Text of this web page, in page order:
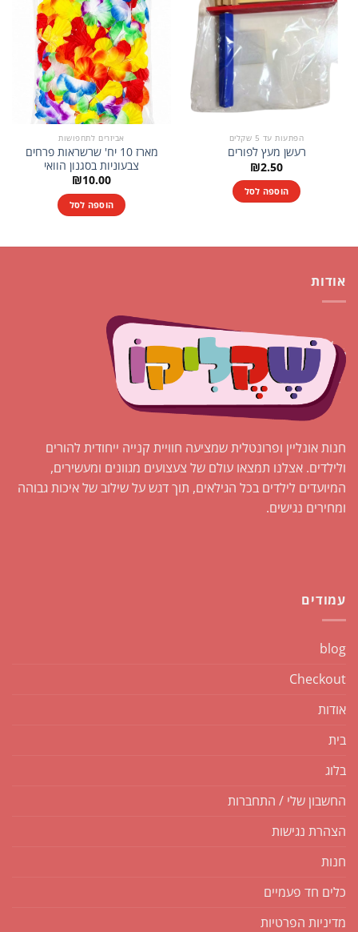
הפתעות עד 5 שקלים
רעשן מעץ לפורים
₪2.50
הוספה לסל
אביזרים לתחפושות
מארז 10 יח' שרשראות פרחים
צבעוניות בסגנון הוואי
₪10.00
הוספה לסל
אודות
חנות אונליין ופרונטלית שמציעה חוויית קנייה ייחודית להורים
ולילדים. אצלנו תמצאו עולם של צעצועים מגוונים ומעשירים,
המיועדים לילדים בכל הגילאים, תוך דגש על שילוב של איכות גבוהה
ומחירים נגישים.
עמודים
blog
Checkout
אודות
בית
בלוג
החשבון שלי / התחברות
הצהרת נגישות
חנות
כלים חד פעמיים
מדיניות הפרטיות